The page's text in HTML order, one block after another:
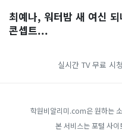
최예나, 워터밤 새 여신
콘셉트...
실시간 TV 무료 시
학원비알리미.com은 원하는
본 서비스는 포털 사